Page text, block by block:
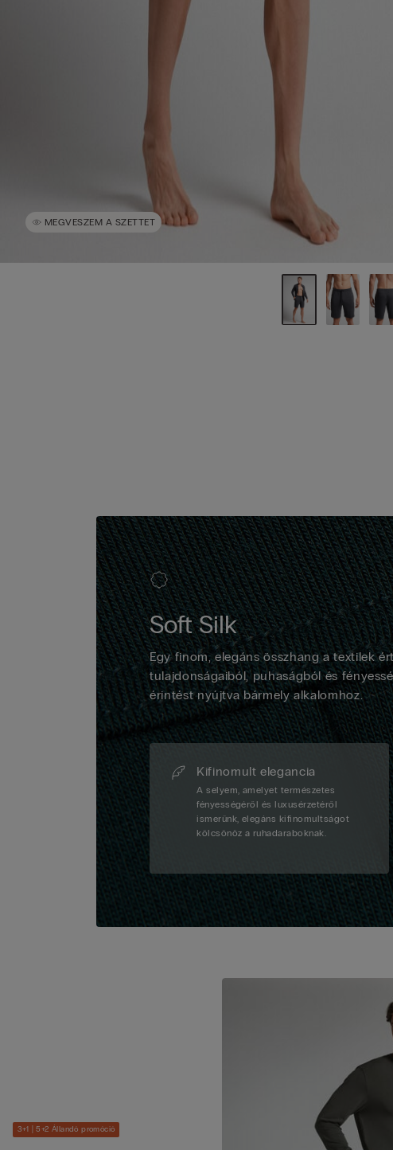
MEGVESZEM A SZETTET
Soft Silk
Egy finom, elegáns összhang a textilek
tulajdonságaiból, puhaságból és
érintést nyújtva bármely alkalomhoz.
Kifinomult elegancia
A selyem, amelyet természetes
fényességéről és luxusérzetéről
ismerünk, elegáns kifinomultságot
kölcsönöz a ruhadaraboknak.
3+1 | 5+2 Állandó promóció